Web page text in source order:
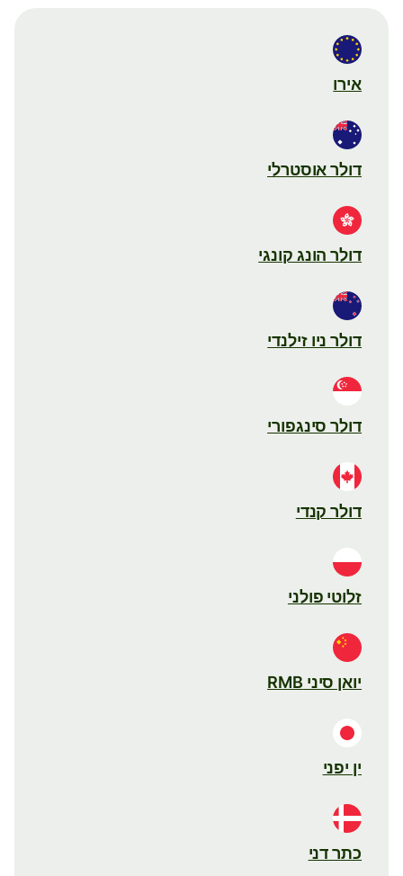
אירו
דולר אוסטרלי
דולר הונג קונגי
דולר ניו זילנדי
דולר סינגפורי
דולר קנדי
זלוטי פולני
יואן סיני RMB
ין יפני
כתר דני